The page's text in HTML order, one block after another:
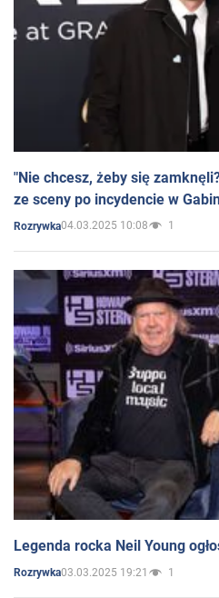
"Nie chcesz, żeby się
ze sceny po incydencie w
Rozrywka04.03.2025 10:08 1
Legenda rocka Neil Young
Rozrywka03.03.2025 19:21 1